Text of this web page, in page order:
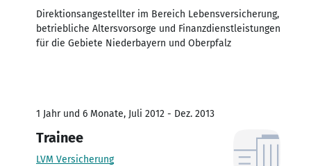
Direktionsangestellter im Bereich Lebensversicherung,
betriebliche Altersvorsorge und Finanzdienstleistungen
für die Gebiete Niederbayern und Oberpfalz
1 Jahr und 6 Monate, Juli 2012 - Dez. 2013
Trainee
LVM Versicherung